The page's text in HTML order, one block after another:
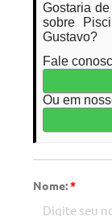
Gostaria
sobre
Gustavo?
Fale
Ou em
Nome:*